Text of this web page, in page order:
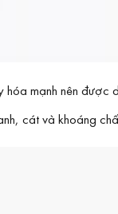
hóa mạnh nên
cát và khoáng